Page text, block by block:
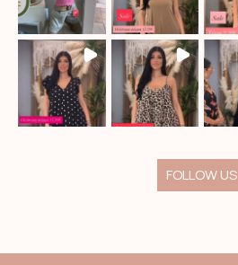
FOLLOW US